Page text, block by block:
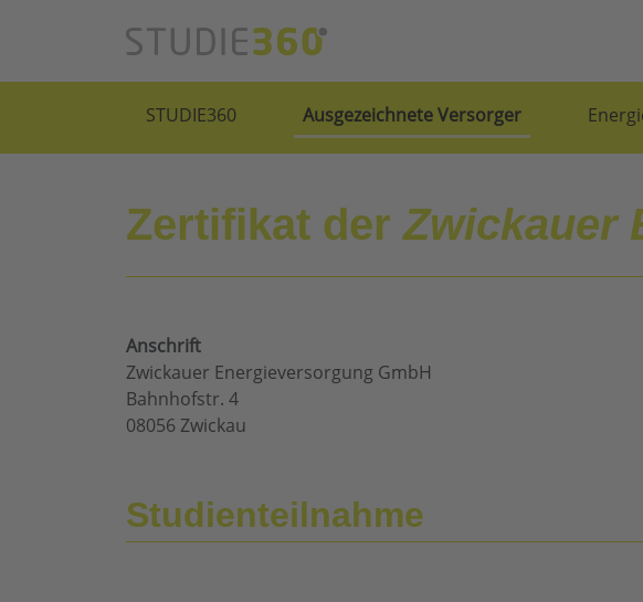
STUDIE360 Ausgezeichnete Versorger
Zertifikat derZwickauer
Anschrift
Zwickauer Energieversorgung GmbH
Bahnhofstr. 4
08056 Zwickau
Studienteilnahme